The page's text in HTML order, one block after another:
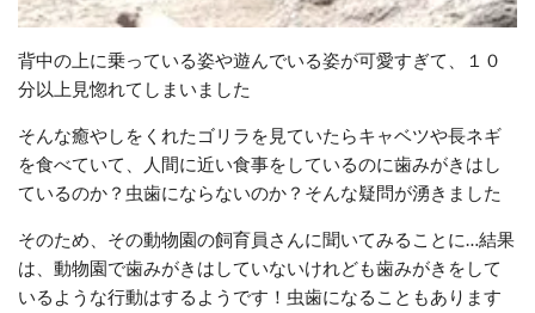
背中の上に乗っている姿や遊んでいる姿が可愛すぎて、１０
分以上見惚れてしまいました
そんな癒やしをくれたゴリラを見ていたらキャベツや長ネギ
を食べていて、人間に近い食事をしているのに歯みがきはし
ているのか？虫歯にならないのか？そんな疑問が湧きました
そのため、その動物園の飼育員さんに聞いてみることに…結果
は、動物園で歯みがきはしていないけれども歯みがきをして
いるような行動はするようです！虫歯になることもあります